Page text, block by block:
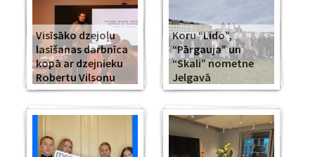
Visīsāko dzejoļu
lasīšanas darbnīca
kopā ar dzejnieku
Robertu Vilsonu
Koru “Lido”,
“Pārgauja” un
“Skali” nometne
Jelgavā